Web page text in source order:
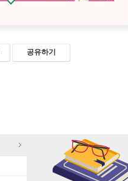
공유하기